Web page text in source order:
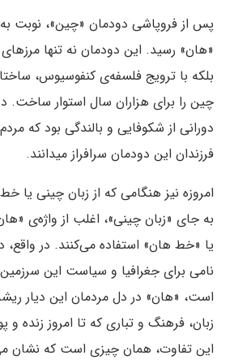
پس از فروپاشی دودمان «چین»، نوبت به
«هان» رسید. این دودمان نه تنها مرزهای
بلکه با ترویج فلسفه‌ی کنفوسیوس،
چین را برای هزاران سال استوار ساخت.
دورانی از شکوفایی و بالندگی بود که مردم
فرزندان این دودمان سرافراز میدانند.
امروزه نیز هنگامی که از زبان چینی یا
یا «خط هان» استفاده می‌کنند. در واقع،
نامی برای جغرافیا و سیاست این سرزمین
است، «هان» در دل مردمان این دیار ریشه
زبان، فرهنگ و تباری که تا امروز زنده و
این تفاوت، همان چیزی است که نشان